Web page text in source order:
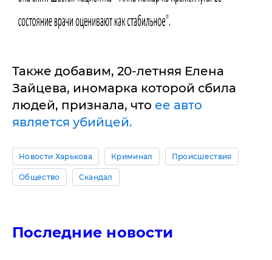
Также добавим, 20-летняя Елена
Зайцева, иномарка которой сбила
людей, признала, что ее авто
является убийцей.
Новости Харькова Криминал Происшествия
Общество Скандал
Последние новости